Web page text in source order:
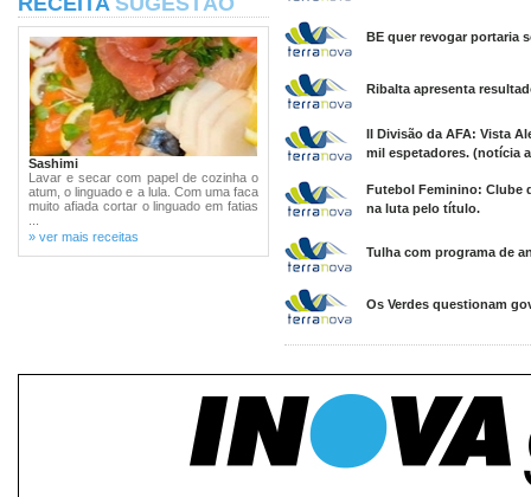
Sashimi
Lavar e secar com papel de cozinha o
atum, o linguado e a lula. Com uma faca
muito afiada cortar o linguado em fatias
» ver mais receitas
BE quer revogar portaria
Ribalta apresenta
II Divisão da AFA: Vista
mil espetadores. (notícia
Futebol Feminino: Clube
na luta pelo título.
Tulha com programa de
Os Verdes questionam